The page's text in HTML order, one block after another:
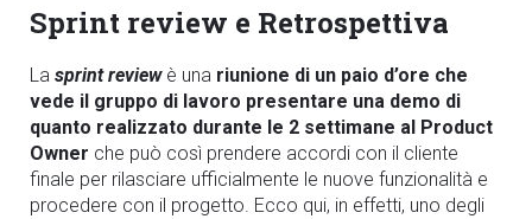
Sprint review e Retrospettiva
La sprint reviewè una riunione di un paio d’ore che
vede il gruppo di lavoro presentare una demo di
quanto realizzato durante le 2 settimane al Product
Owner che può così prendere accordi con il cliente
finale per rilasciare ufficialmente le nuove funzionalità e
procedere con il progetto. Ecco qui, in effetti, uno degli